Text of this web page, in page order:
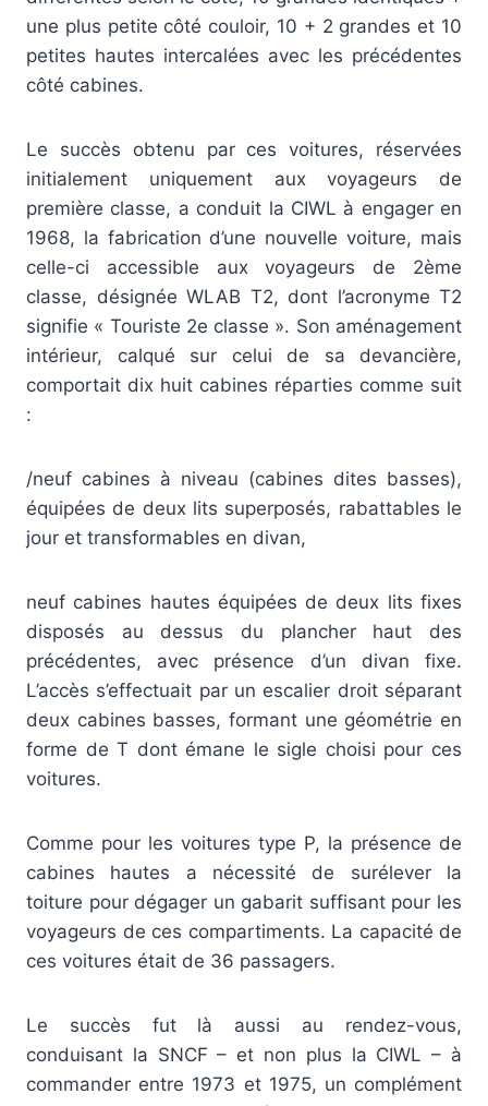
une plus petite côté couloir, 10 + 2 grandes et 10
petites hautes intercalées avec les précédentes
côté cabines.
Le succès obtenu par ces voitures, réservées
initialement uniquement aux voyageurs de
première classe, a conduit la CIWL à engager en
1968, la fabrication d’une nouvelle voiture, mais
celle-ci accessible aux voyageurs de 2ème
classe, désignée WLAB T2, dont l’acronyme T2
signifie « Touriste 2e classe ». Son aménagement
intérieur, calqué sur celui de sa devancière,
comportait dix huit cabines réparties comme suit
:
/neuf cabines à niveau (cabines dites basses),
équipées de deux lits superposés, rabattables le
jour et transformables en divan,
neuf cabines hautes équipées de deux lits fixes
disposés au dessus du plancher haut des
précédentes, avec présence d’un divan fixe.
L’accès s’effectuait par un escalier droit séparant
deux cabines basses, formant une géométrie en
forme de T dont émane le sigle choisi pour ces
voitures.
Comme pour les voitures type P, la présence de
cabines hautes a nécessité de surélever la
toiture pour dégager un gabarit suffisant pour les
voyageurs de ces compartiments. La capacité de
ces voitures était de 36 passagers.
Le succès fut là aussi au rendez-vous,
conduisant la SNCF – et non plus la CIWL – à
commander entre 1973 et 1975, un complément